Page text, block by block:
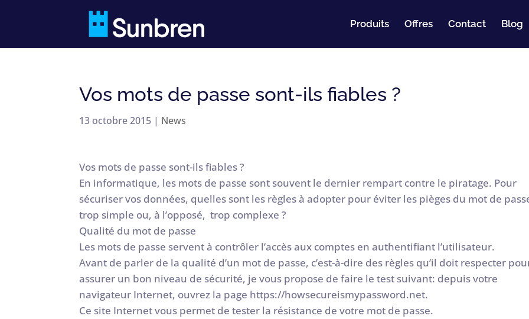
Produits Offres Contact Blog
Vos mots de passe sont-ils fiables ?
13 octobre 2015 | News
Vos mots de passe sont-ils fiables ?
En informatique, les mots de passe sont souvent le dernier rempart contre le piratage. Pour
sécuriser vos données, quelles sont les règles à adopter pour éviter les pièges du mot de
trop simple ou, à l’opposé, trop complexe ?
Qualité du mot de passe
Les mots de passe servent à contrôler l’accès aux comptes en authentifiant l’utilisateur.
Avant de parler de la qualité d’un mot de passe, c’est-à-dire des règles qu’il doit respecter
assurer un bon niveau de sécurité, je vous propose de faire le test suivant: depuis votre
navigateur Internet, ouvrez la page https://howsecureismypassword.net.
Ce site Internet vous permet de tester la résistance de votre mot de passe.